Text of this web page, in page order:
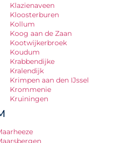
Klazienaveen
Kloosterburen
Kollum
Koog aan de Zaan
Kootwijkerbroek
Koudum
Krabbendijke
Kralendijk
Krimpen aan den IJssel
Krommenie
Kruiningen